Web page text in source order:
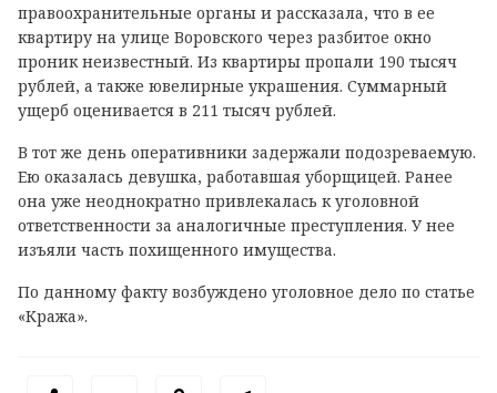
правоохранительные органы и рассказала, что в ее
квартиру на улице Воровского через разбитое окно
проник неизвестный. Из квартиры пропали 190 тысяч
рублей, а также ювелирные украшения. Суммарный
ущерб оценивается в 211 тысяч рублей.
В тот же день оперативники задержали подозреваемую.
Ею оказалась девушка, работавшая уборщицей. Ранее
она уже неоднократно привлекалась к уголовной
ответственности за аналогичные преступления. У нее
изъяли часть похищенного имущества.
По данному факту возбуждено уголовное дело по статье
«Кража».